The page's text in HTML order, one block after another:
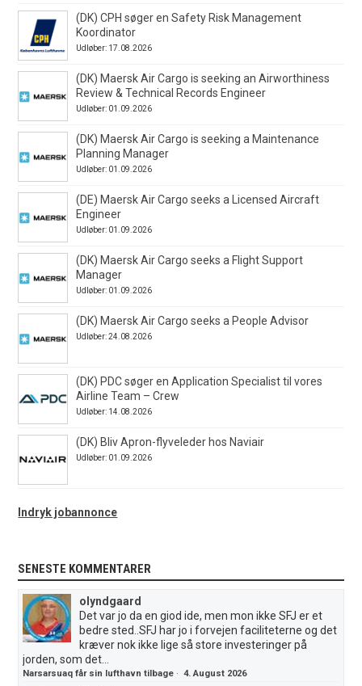
(DK) CPH søger en Safety Risk Management
Koordinator
Udløber: 17.08.2026
(DK) Maersk Air Cargo is seeking an Airworthiness
Review & Technical Records Engineer
Udløber: 01.09.2026
(DK) Maersk Air Cargo is seeking a Maintenance
Planning Manager
Udløber: 01.09.2026
(DE) Maersk Air Cargo seeks a Licensed Aircraft
Engineer
Udløber: 01.09.2026
(DK) Maersk Air Cargo seeks a Flight Support
Manager
Udløber: 01.09.2026
(DK) Maersk Air Cargo seeks a People Advisor
Udløber: 24.08.2026
(DK) PDC søger en Application Specialist til vores
Airline Team – Crew
Udløber: 14.08.2026
(DK) Bliv Apron-flyveleder hos Naviair
Udløber: 01.09.2026
Indryk jobannonce
SENESTE KOMMENTARER
olyndgaard
Det var jo da en giod ide, men mon ikke SFJ er et
bedre sted..SFJ har jo i forvejen faciliteterne og det
kræver nok ikke lige så store investeringer på
jorden, som det...
Narsarsuaq får sin lufthavn tilbage ·4. August 2026